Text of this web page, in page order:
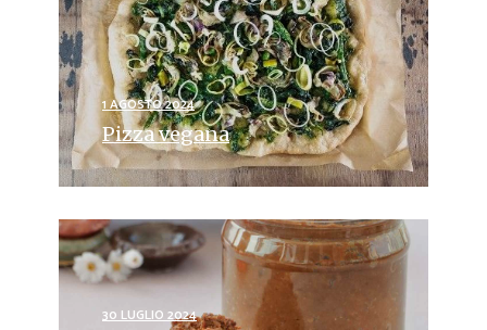
1 AGOSTO 2024
Pizza vegana
30 LUGLIO 2024